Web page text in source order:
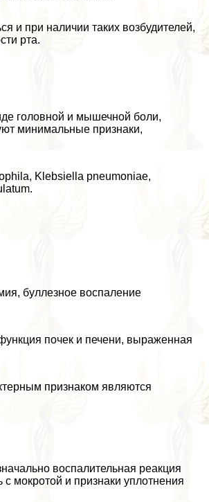
и при наличии таких возбудителей,
рта.
головной и мышечной боли,
минимальные признаки,
Klebsiella pneumoniae,
буллезное воспаление
почек и печени, выраженная
признаком являются
воспалительная реакция
мокротой и признаки уплотнения